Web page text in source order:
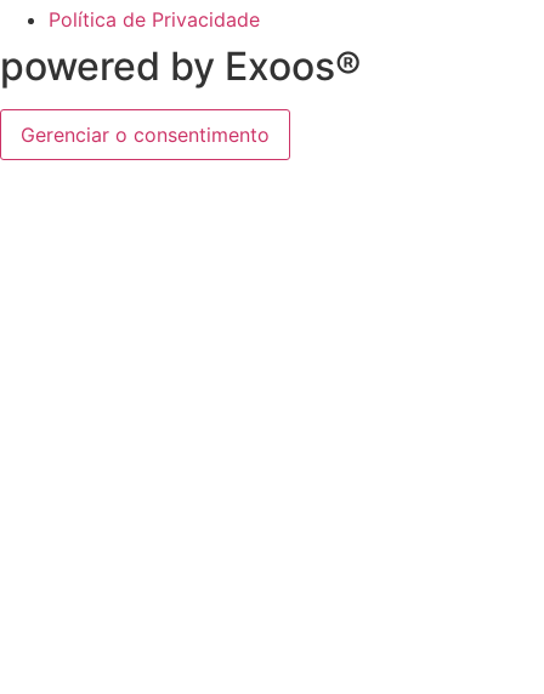
Política de Privacidade
powered by Exoos®
Gerenciar o consentimento